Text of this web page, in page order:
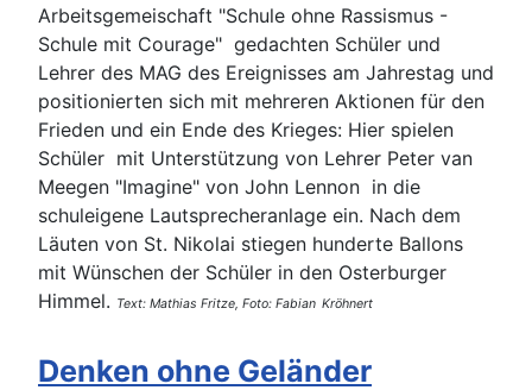
Arbeitsgemeischaft "Schule ohne Rassismus -
Schule mit Courage" gedachten Schüler und
Lehrer des MAG des Ereignisses am Jahrestag und
positionierten sich mit mehreren Aktionen für den
Frieden und ein Ende des Krieges: Hier spielen
Schüler mit Unterstützung von Lehrer Peter van
Meegen "Imagine" von John Lennon in die
schuleigene Lautsprecheranlage ein. Nach dem
Läuten von St. Nikolai stiegen hunderte Ballons
mit Wünschen der Schüler in den Osterburger
Himmel. Text: Mathias Fritze, Foto: Fabian Kröhnert
Denken ohne Geländer